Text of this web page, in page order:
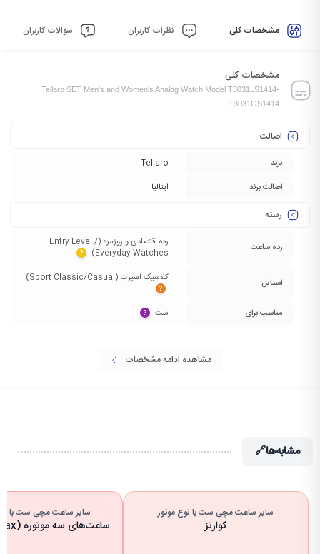
مشخصات کلی نظرات کاربران سوالات کاربران
مشخصات کلی
Tellaro SET Men's and Women's Analog Watch Model T3031LS1414-
T3031GS1414
اصالت
برند
Tellaro
اصالت برند
ایتالیا
رسته
رده ساعت
رده اقتصادی و روزمره (Entry-Level /
Everyday Watches)‏
?
استایل کلاسیک اسپرت (Sport Classic/Casual)‏
?
مناسب برای ست‏ ?
مشاهده ادامه مشخصات
مشابه‌ها🔗
سایر ساعت مچی ست با نوع موتور
کوارتز
سایر ساعت مچی ست با
ساعت‌های سه موتوره (Tri-Compax)